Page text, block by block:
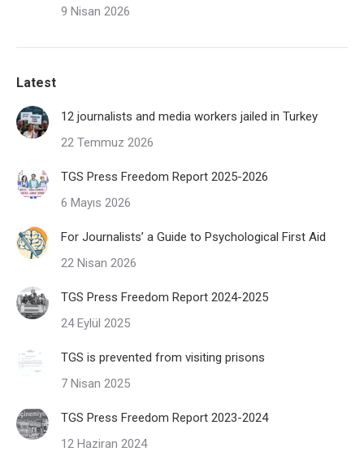
9 Nisan 2026
Latest
12 journalists and media workers jailed in Turkey
22 Temmuz 2026
TGS Press Freedom Report 2025-2026
6 Mayıs 2026
For Journalists’ a Guide to Psychological First Aid
22 Nisan 2026
TGS Press Freedom Report 2024-2025
24 Eylül 2025
TGS is prevented from visiting prisons
7 Nisan 2025
TGS Press Freedom Report 2023-2024
12 Haziran 2024